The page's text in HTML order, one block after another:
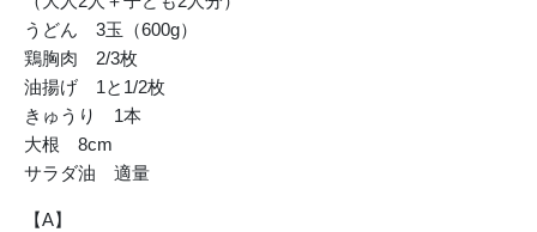
うどん 3玉（600g）
鶏胸肉 2/3枚
油揚げ 1と1/2枚
きゅうり 1本
大根 8cm
サラダ油 適量
【A】